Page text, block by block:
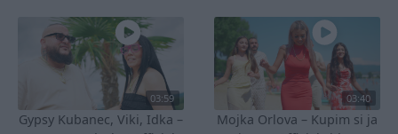
03:59
Gypsy Kubanec, Viki, Idka –
03:40
Mojka Orlova – Kupim si ja